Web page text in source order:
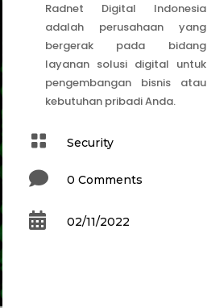
Radnet Digital Indonesia
adalah perusahaan yang
bergerak pada bidang
layanan solusi digital untuk
pengembangan bisnis atau
kebutuhan pribadi Anda.
 Security
 0 Comments
 02/11/2022